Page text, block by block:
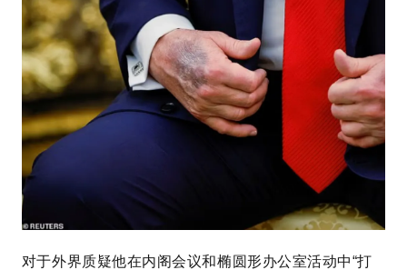
对于外界质疑他在内阁会议和椭圆形办公室活动中“打